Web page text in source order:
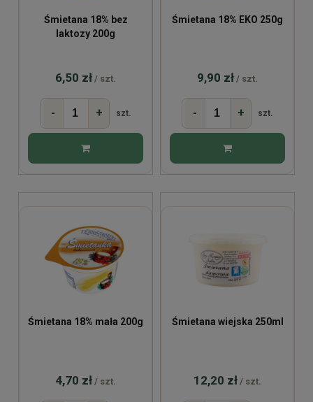
Śmietana 18% bez
laktozy 200g
6,50 zł / szt.
- + szt.
Śmietana 18% EKO 250g
9,90 zł / szt.
- + szt.
Śmietana 18% mała 200g
4,70 zł / szt.
Śmietana wiejska 250ml
12,20 zł / szt.